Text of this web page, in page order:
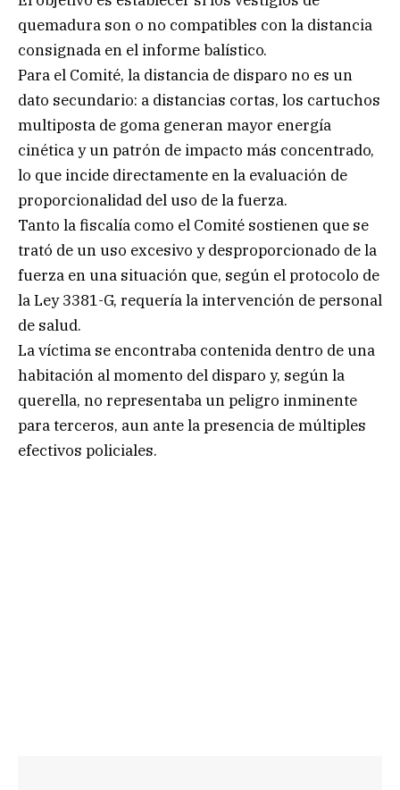
quemadura son o no compatibles con la distancia
consignada en el informe balístico.
Para el Comité, la distancia de disparo no es un
dato secundario: a distancias cortas, los cartuchos
multiposta de goma generan mayor energía
cinética y un patrón de impacto más concentrado,
lo que incide directamente en la evaluación de
proporcionalidad del uso de la fuerza.
Tanto la fiscalía como el Comité sostienen que se
trató de un uso excesivo y desproporcionado de la
fuerza en una situación que, según el protocolo de
la Ley 3381-G, requería la intervención de personal
de salud.
La víctima se encontraba contenida dentro de una
habitación al momento del disparo y, según la
querella, no representaba un peligro inminente
para terceros, aun ante la presencia de múltiples
efectivos policiales.